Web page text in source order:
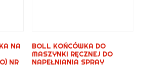
NA
NR
BOLL KOŃCÓWKA DO
MASZYNKI RĘCZNEJ DO
NAPEŁNIANIA SPRAY